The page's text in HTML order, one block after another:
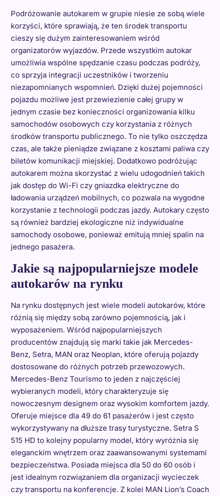
Podróżowanie autokarem w grupie niesie ze sobą wiele
korzyści, które sprawiają, że ten środek transportu
cieszy się dużym zainteresowaniem wśród
organizatorów wyjazdów. Przede wszystkim autokar
umożliwia wspólne spędzanie czasu podczas podróży,
co sprzyja integracji uczestników i tworzeniu
niezapomnianych wspomnień. Dzięki dużej pojemności
pojazdu możliwe jest przewiezienie całej grupy w
jednym czasie bez konieczności organizowania kilku
samochodów osobowych czy korzystania z różnych
środków transportu publicznego. To nie tylko oszczędza
czas, ale także pieniądze związane z kosztami paliwa czy
biletów komunikacji miejskiej. Dodatkowo podróżując
autokarem można skorzystać z wielu udogodnień takich
jak dostęp do Wi-Fi czy gniazdka elektryczne do
ładowania urządzeń mobilnych, co pozwala na wygodne
korzystanie z technologii podczas jazdy. Autokary często
są również bardziej ekologiczne niż indywidualne
samochody osobowe, ponieważ emitują mniej spalin na
jednego pasażera.
Jakie są najpopularniejsze modele
autokarów na rynku
Na rynku dostępnych jest wiele modeli autokarów, które
różnią się między sobą zarówno pojemnością, jak i
wyposażeniem. Wśród najpopularniejszych
producentów znajdują się marki takie jak Mercedes-
Benz, Setra, MAN oraz Neoplan, które oferują pojazdy
dostosowane do różnych potrzeb przewozowych.
Mercedes-Benz Tourismo to jeden z najczęściej
wybieranych modeli, który charakteryzuje się
nowoczesnym designem oraz wysokim komfortem jazdy.
Oferuje miejsce dla 49 do 61 pasażerów i jest często
wykorzystywany na dłuższe trasy turystyczne. Setra S
515 HD to kolejny popularny model, który wyróżnia się
eleganckim wnętrzem oraz zaawansowanymi systemami
bezpieczeństwa. Posiada miejsca dla 50 do 60 osób i
jest idealnym rozwiązaniem dla organizacji wycieczek
czy transportu na konferencje. Z kolei MAN Lion’s Coach